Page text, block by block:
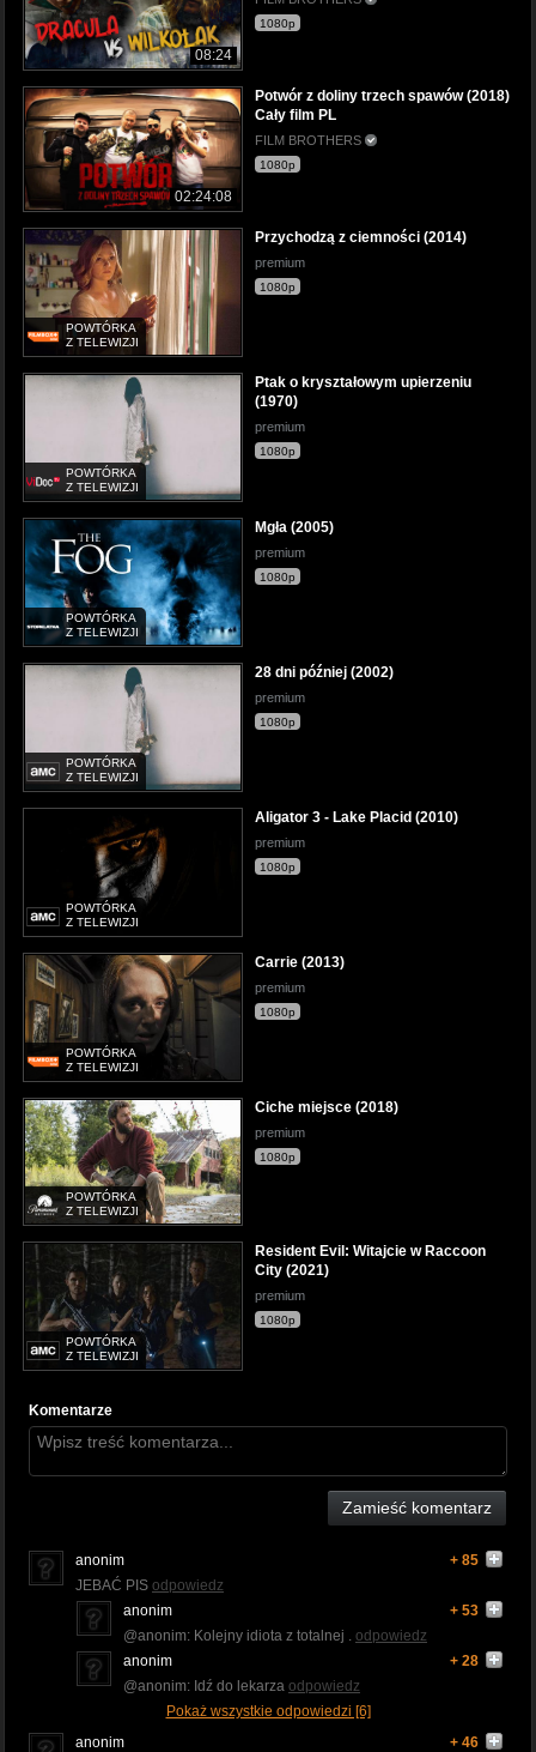
08:24
1080p
02:24:08
Potwór z doliny trzech spawów (2018)
Cały film PL
FILM BROTHERS
1080p
POWTÓRKA
Z TELEWIZJI
Przychodzą z ciemności (2014)
premium
1080p
POWTÓRKA
Z TELEWIZJI
Ptak o kryształowym upierzeniu
(1970)
premium
1080p
POWTÓRKA
Z TELEWIZJI
Mgła (2005)
premium
1080p
POWTÓRKA
Z TELEWIZJI
28 dni później (2002)
premium
1080p
POWTÓRKA
Z TELEWIZJI
Aligator 3 - Lake Placid (2010)
premium
1080p
POWTÓRKA
Z TELEWIZJI
Carrie (2013)
premium
1080p
POWTÓRKA
Z TELEWIZJI
Ciche miejsce (2018)
premium
1080p
POWTÓRKA
Z TELEWIZJI
Resident Evil: Witajcie w Raccoon
City (2021)
premium
1080p
Komentarze
Zamieść komentarz
anonim
+ 85
JEBAĆ PIS odpowiedz
anonim
+ 53
@anonim: Kolejny idiota z totalnej . odpowiedz
anonim
+ 28
@anonim: Idź do lekarza odpowiedz
Pokaż wszystkie odpowiedzi [6]
anonim
+ 46